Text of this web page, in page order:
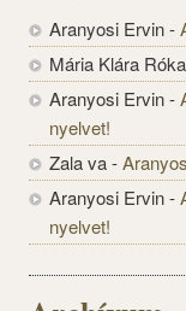
Aranyosi Ervin-
Mária Klára Róka
Aranyosi Ervin-
nyelvet!
Zala va-
Aranyosi Ervin-
nyelvet!